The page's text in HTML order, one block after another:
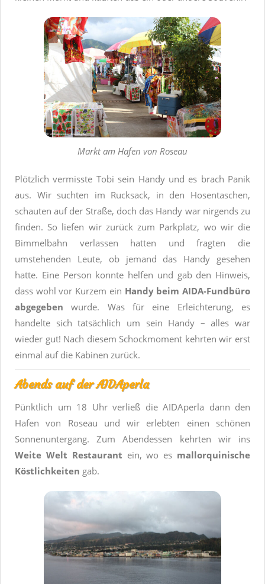
Markt am Hafen von Roseau
Plötzlich vermisste Tobi sein Handy und es brach Panik
aus. Wir suchten im Rucksack, in den Hosentaschen,
schauten auf der Straße, doch das Handy war nirgends zu
finden. So liefen wir zurück zum Parkplatz, wo wir die
Bimmelbahn verlassen hatten und fragten die
umstehenden Leute, ob jemand das Handy gesehen
hatte. Eine Person konnte helfen und gab den Hinweis,
dass wohl vor Kurzem ein Handy beim AIDA-Fundbüro
abgegeben wurde. Was für eine Erleichterung, es
handelte sich tatsächlich um sein Handy – alles war
wieder gut! Nach diesem Schockmoment kehrten wir erst
einmal auf die Kabinen zurück.
Abends auf der AIDAperla
Pünktlich um 18 Uhr verließ die AIDAperla dann den
Hafen von Roseau und wir erlebten einen schönen
Sonnenuntergang. Zum Abendessen kehrten wir ins
Weite Welt Restaurant ein, wo es mallorquinische
Köstlichkeiten gab.